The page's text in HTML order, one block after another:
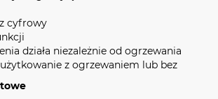
cyfrowy
działa niezależnie od ogrzewania
użytkowanie z ogrzewaniem lub bez